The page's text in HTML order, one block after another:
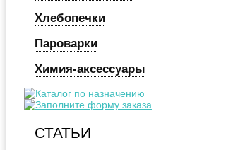
Хлебопечки
Пароварки
Химия-аксессуары
СТАТЬИ